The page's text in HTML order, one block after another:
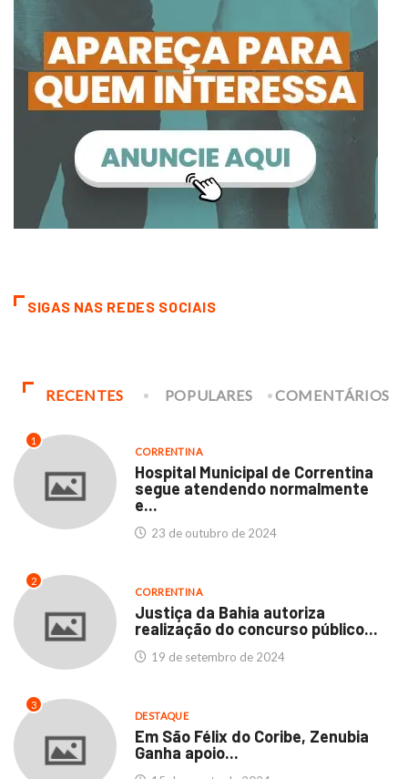
SIGAS NAS REDES SOCIAIS
RECENTES POPULARES COMENTÁRIOS
1
CORRENTINA
Hospital Municipal de Correntina
segue atendendo normalmente
e...
23 de outubro de 2024
2
CORRENTINA
Justiça da Bahia autoriza
realização do concurso público...
19 de setembro de 2024
3
DESTAQUE
Em São Félix do Coribe, Zenubia
Ganha apoio...